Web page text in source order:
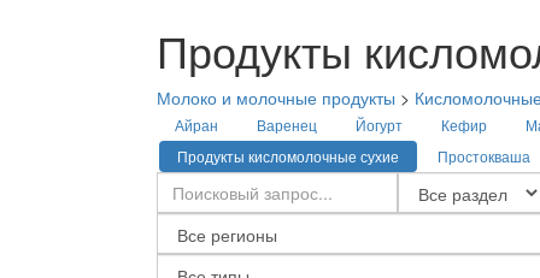
Продукты
Молоко и молочные продукты >
Айран Варенец Йогурт Кефир
Продукты кисломолочные сухие
Простокваша